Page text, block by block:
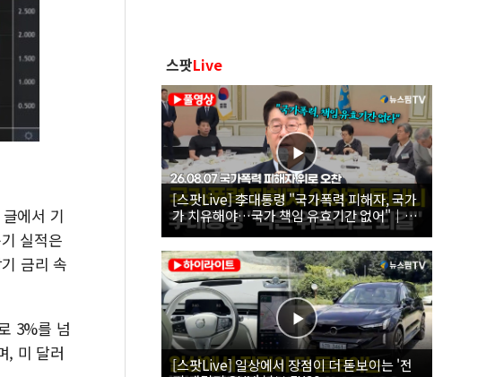
에서 기
실적은
금리 속
3%를 넘
, 미 달러
스팟Live
[스팟Live] 李대통령 "국가폭력 피해자, 국가
가 치유해야…국가 책임 유효기간 없어"｜
26.08.07 국가폭력 피해자 위로 오찬
[스팟Live] 일상에서 장점이 더 돋보이는 '전